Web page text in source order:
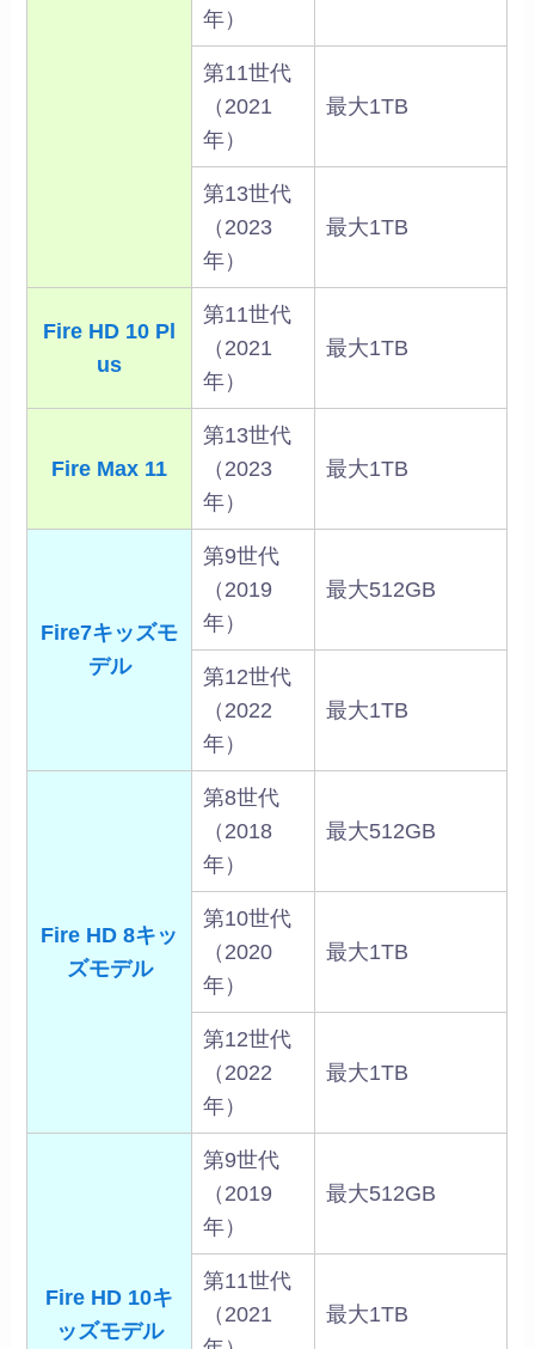
年）
第11世代
（2021
年）
最大1TB
第13世代
（2023
年）
最大1TB
Fire HD 10 Pl
us
第11世代
（2021
年）
最大1TB
Fire Max 11
第13世代
（2023
年）
最大1TB
Fire7キッズモ
デル
第9世代
（2019
年）
最大512GB
第12世代
（2022
年）
最大1TB
Fire HD 8キッ
ズモデル
第8世代
（2018
年）
最大512GB
第10世代
（2020
年）
最大1TB
第12世代
（2022
年）
最大1TB
Fire HD 10キ
ッズモデル
第9世代
（2019
年）
最大512GB
第11世代
（2021
最大1TB